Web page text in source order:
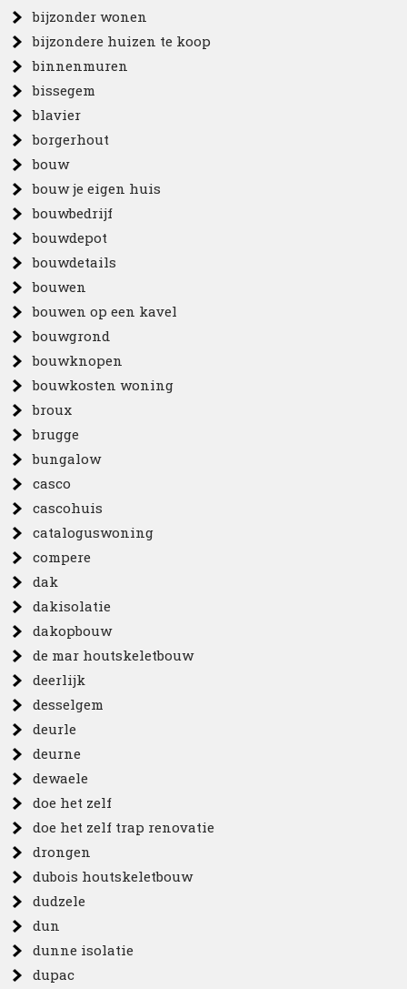
bijzonder wonen
bijzondere huizen te koop
binnenmuren
bissegem
blavier
borgerhout
bouw
bouw je eigen huis
bouwbedrijf
bouwdepot
bouwdetails
bouwen
bouwen op een kavel
bouwgrond
bouwknopen
bouwkosten woning
broux
brugge
bungalow
casco
cascohuis
cataloguswoning
compere
dak
dakisolatie
dakopbouw
de mar houtskeletbouw
deerlijk
desselgem
deurle
deurne
dewaele
doe het zelf
doe het zelf trap renovatie
drongen
dubois houtskeletbouw
dudzele
dun
dunne isolatie
dupac